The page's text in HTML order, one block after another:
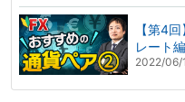
【第4
レート
2022/06/